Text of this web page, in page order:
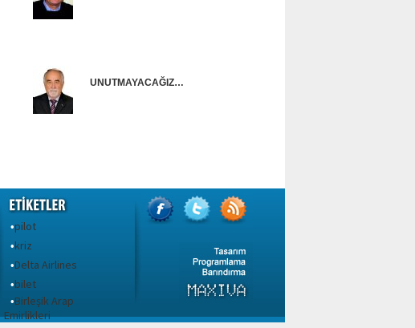
UNUTMAYACAĞIZ…
•pilot
•kriz
•Delta Airlines
•bilet
•Birleşik Arap
Emirlikleri